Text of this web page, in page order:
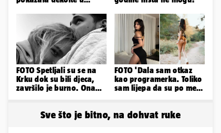
FOTO Spetljali su se na
Krku dok su bili djeca,
završilo je burno. Ona
FOTO 'Dala sam otkaz
kao programerka. Toliko
sam lijepa da su po meni
Sve što je bitno, na dohvat ruke